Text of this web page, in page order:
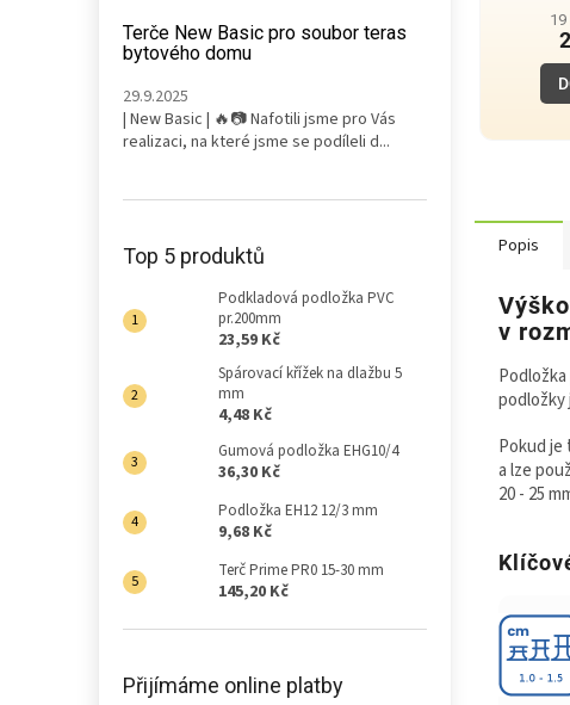
Terče New Basic pro soubor teras
bytového domu
29.9.2025
| New Basic | 🔥📷 Nafotili jsme pro Vás
realizaci, na které jsme se podíleli d...
Top 5 produktů
Podkladová podložka PVC
pr.200mm
23,59 Kč
Spárovací křížek na dlažbu 5
mm
4,48 Kč
Gumová podložka EHG10/4
36,30 Kč
Podložka EH12 12/3 mm
9,68 Kč
Terč Prime PR0 15-30 mm
145,20 Kč
Přijímáme online platby
19
Popis
v
podložky
Pokud
a lze
20 - 25